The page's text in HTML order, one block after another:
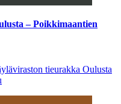
– Poikkimaantien
tieurakka Oulusta